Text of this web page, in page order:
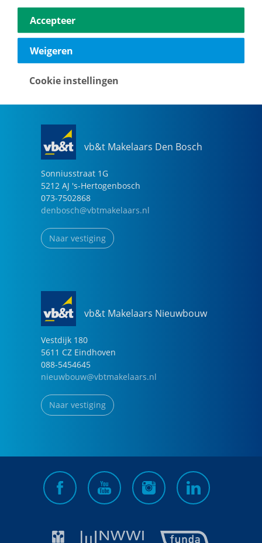
Vestdijk 180
5611 CZ Eindhoven
040-2696949
vb&t Makelaars Den Bosch
Sonniusstraat 1G
5212 AJ 's-Hertogenbosch
073-7502868
denbosch@vbtmakelaars.nl
Naar vestiging
vb&t Makelaars Nieuwbouw
Vestdijk 180
5611 CZ Eindhoven
088-5454645
nieuwbouw@vbtmakelaars.nl
Naar vestiging
Accepteer
Weigeren
Cookie instellingen